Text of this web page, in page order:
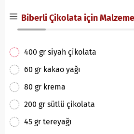
Biberli Çikolata için
400 gr siyah çikolata
60 gr kakao yağı
80 gr krema
200 gr sütlü çikolata
45 gr tereyağı